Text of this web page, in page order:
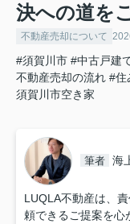
決への道を
不動産売却について
#須賀川市 #中古戸建
不動産売却の流れ #住
須賀川市空き家
筆者 海
LUQLA不動産は、
頼できるご提案を